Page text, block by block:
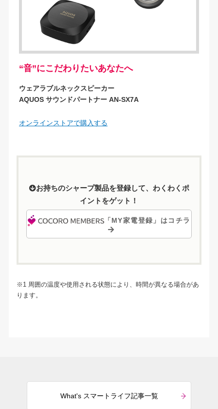
“音”にこだわりたいあなたへ
ウェアラブルネックスピーカー
AQUOS サウンドパートナー AN-SX7A
オンラインストアで購入する
お持ちのシャープ製品を登録して、わくわくポ
イントをゲット！
「MY家電登録」はコチラ
※1 周囲の温度や使用される状態により、時間が異なる場合があ
ります。
What's スマートライフ記事一覧